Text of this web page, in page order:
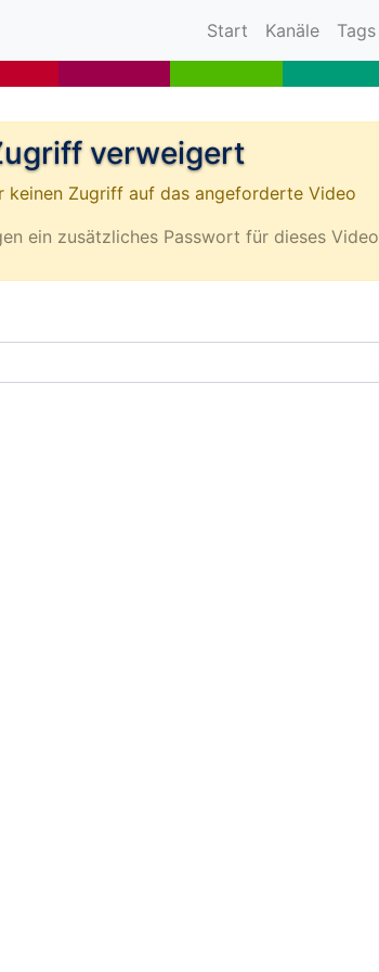
Start (current)
Kanäle Tags
verweigert
keinen Zugriff auf das angeforderte Video
ein zusätzliches Passwort für dieses Video